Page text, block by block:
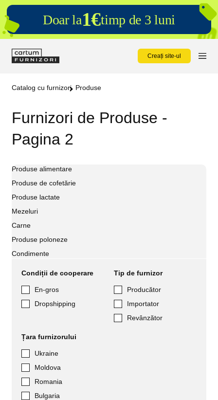
Doar la1€timp de 3 luni
Creați site-ul
Catalog cu furnizori Produse
Furnizori de Produse -
Pagina 2
Produse alimentare
Produse de cofetărie
Produse lactate
Mezeluri
Carne
Produse poloneze
Condimente
Condiții de cooperare
En-gros
Dropshipping
Tip de furnizor
Producător
Importator
Revânzător
Țara furnizorului
Ukraine
Moldova
Romania
Bulgaria